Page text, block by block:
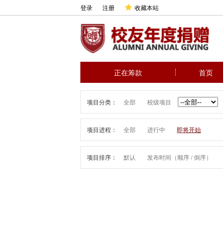
登录 注册 收藏本站
正在筹款 首页
项目分类： 全部 校级项目
项目进程： 全部 进行中 即将开始
项目排序： 默认 发布时间（顺序/倒序）